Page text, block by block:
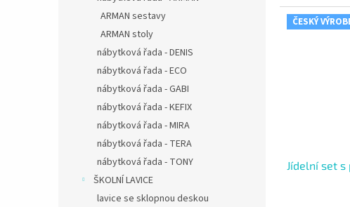
ARMAN sestavy
ARMAN stoly
nábytková řada - DENIS
nábytková řada - ECO
nábytková řada - GABI
nábytková řada - KEFIX
nábytková řada - MIRA
nábytková řada - TERA
nábytková řada - TONY
ŠKOLNÍ LAVICE
lavice se sklopnou deskou
ČESKÝ
Jídelní set s